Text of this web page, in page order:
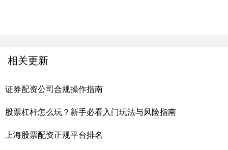
相关更新
证券配资公司合规操作指南
股票杠杆怎么玩？新手必看入门玩法与风险指南
上海股票配资正规平台排名